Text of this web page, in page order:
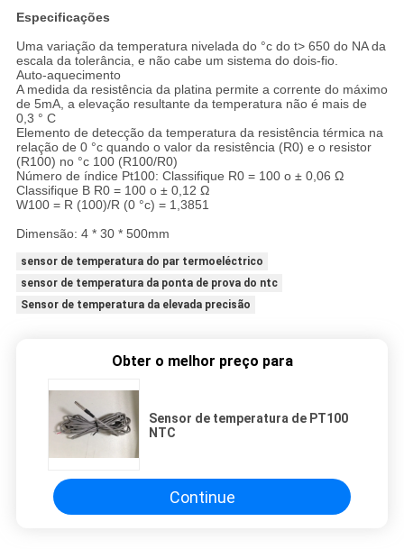
Especificações
Uma variação da temperatura nivelada do °c do t> 650 do NA da
escala da tolerância, e não cabe um sistema do dois-fio.
Auto-aquecimento
A medida da resistência da platina permite a corrente do máximo
de 5mA, a elevação resultante da temperatura não é mais de
0,3 ° C
Elemento de detecção da temperatura da resistência térmica na
relação de 0 °c quando o valor da resistência (R0) e o resistor
(R100) no °c 100 (R100/R0)
Número de índice Pt100: Classifique R0 = 100 o ± 0,06 Ω
Classifique B R0 = 100 o ± 0,12 Ω
W100 = R (100)/R (0 °c) = 1,3851
Dimensão: 4 * 30 * 500mm
sensor de temperatura do par termoeléctrico
sensor de temperatura da ponta de prova do ntc
Sensor de temperatura da elevada precisão
Obter o melhor preço para
Sensor de temperatura de PT100
NTC
Continue